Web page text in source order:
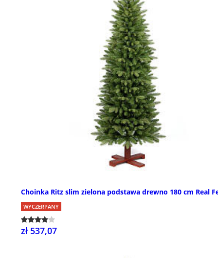
Choinka Ritz slim zielona podstawa drewno 180 cm Real
WYCZERPANY
zł 537,07